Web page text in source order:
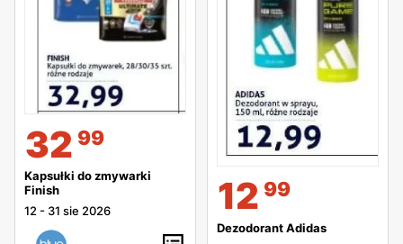
32 99
Kapsułki do zmywarki
Finish
12 - 31 sie 2026 12 99
Dezodorant Adidas